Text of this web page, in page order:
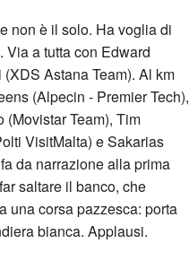
non è il solo. Ha voglia di
Via a tutta con Edward
Astana Team). Al km
(Alpecin - Premier Tech),
Team), Tim
VisitMalta) e Sakarias
da narrazione alla prima
saltare il banco, che
una corsa pazzesca: porta
bianca. Applausi.